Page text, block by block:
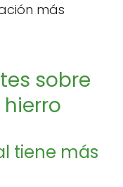
más
sobre
tiene más